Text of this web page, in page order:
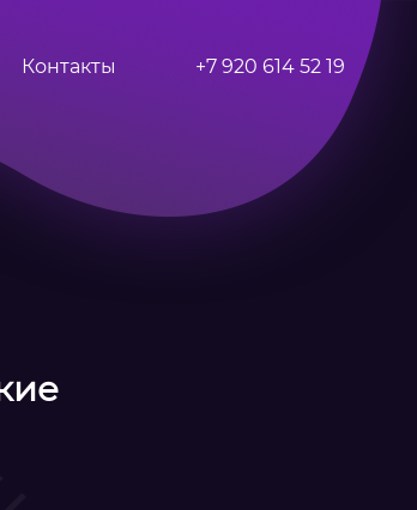
Контакты +7 920 614 52 19